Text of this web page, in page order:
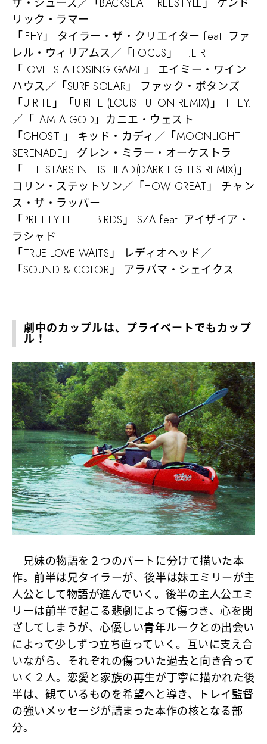
リック・ラマー
「IFHY」 タイラー・ザ・クリエイター feat. ファ
レル・ウィリアムス／「FOCUS」 H.E.R.
「LOVE IS A LOSING GAME」 エイミー・ワイン
ハウス／「SURF SOLAR」 ファック・ボタンズ
「U RITE」「U-RITE (LOUIS FUTON REMIX)」 THEY.
／「I AM A GOD」カニエ・ウェスト
「GHOST!」 キッド・カディ／「MOONLIGHT
SERENADE」 グレン・ミラー・オーケストラ
「THE STARS IN HIS HEAD(DARK LIGHTS REMIX)」
コリン・ステットソン／「HOW GREAT」 チャン
ス・ザ・ラッパー
「PRETTY LITTLE BIRDS」 SZA feat. アイザイア・
ラシャド
「TRUE LOVE WAITS」 レディオヘッド／
「SOUND & COLOR」 アラバマ・シェイクス
劇中のカップルは、プライベートでもカップ
ル！
兄妹の物語を２つのパートに分けて描いた本
作。前半は兄タイラーが、後半は妹エミリーが主
人公として物語が進んでいく。後半の主人公エミ
リーは前半で起こる悲劇によって傷つき、心を閉
ざしてしまうが、心優しい青年ルークとの出会い
によって少しずつ立ち直っていく。互いに支え合
いながら、それぞれの傷ついた過去と向き合って
いく２人。恋愛と家族の再生が丁寧に描かれた後
半は、観ているものを希望へと導き、トレイ監督
の強いメッセージが詰まった本作の核となる部
分。